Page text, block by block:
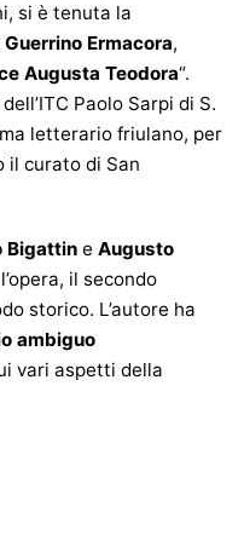
si è tenuta la
Guerrino Ermacora,
Augusta Teodora“.
Paolo Sarpi di S.
letterario friulano, per
il curato di San
Bigattin e Augusto
il secondo
storico. L’autore ha
ambiguo
vari aspetti della